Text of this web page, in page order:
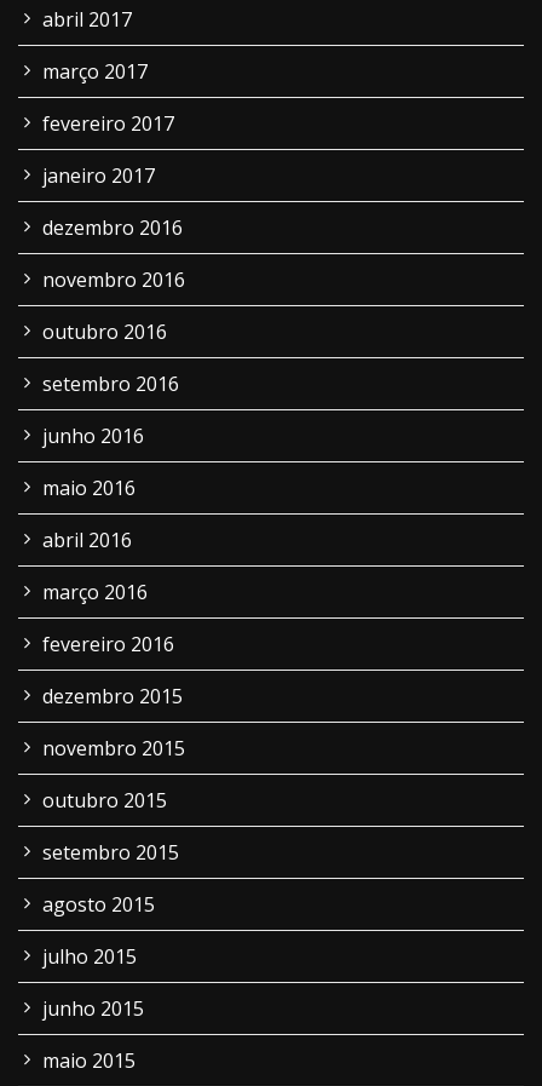
abril 2017
março 2017
fevereiro 2017
janeiro 2017
dezembro 2016
novembro 2016
outubro 2016
setembro 2016
junho 2016
maio 2016
abril 2016
março 2016
fevereiro 2016
dezembro 2015
novembro 2015
outubro 2015
setembro 2015
agosto 2015
julho 2015
junho 2015
maio 2015